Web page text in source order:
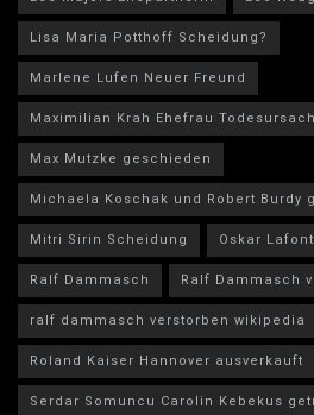
Lisa Maria Potthoff Scheidung?
Marlene Lufen Neuer Freund
Maximilian Krah Ehefrau
Max Mutzke geschieden
Michaela Koschak und Robert Burdy
Mitri Sirin Scheidung
Oskar
Ralf Dammasch
Ralf Dammasch
ralf dammasch verstorben wikipedia
Roland Kaiser Hannover ausverkauft
Serdar Somuncu Carolin Kebekus